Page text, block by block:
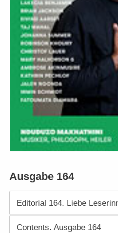
Ausgabe 164
Editorial 164. Liebe
Contents. Ausgabe 164